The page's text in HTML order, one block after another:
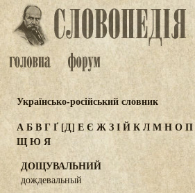
Українсько-російський словник
АБВГҐ[Д] ЕЄ ЖЗІЙКЛМНОП
ЩЮ Я
ДОЩУВАЛЬНИЙ
дождевальный